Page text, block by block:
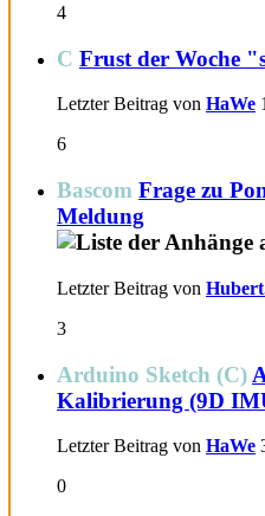
4
C Frust der Woche
Letzter Beitrag von HaWe
6
Bascom Frage zu
Meldung
Letzter Beitrag von
3
Arduino Sketch (C)
Kalibrierung (9D
Letzter Beitrag von HaWe
0